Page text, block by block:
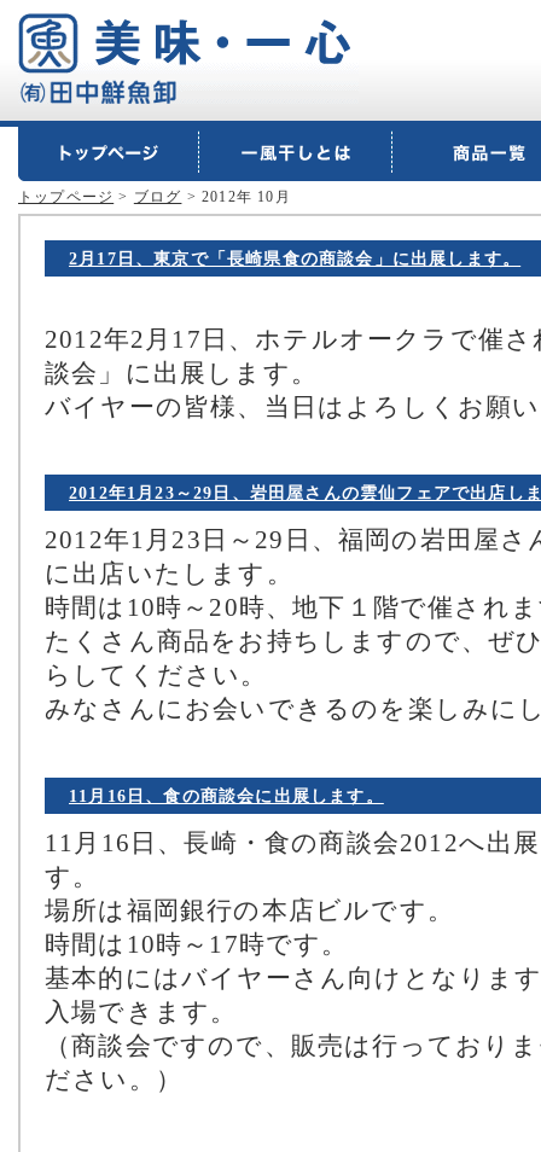
トップページ > ブログ > 2012年 10月
2月17日、東京で「長崎県食の商談会」に出展します。
2012年2月17日、ホテルオークラで催
談会」に出展します。
バイヤーの皆様、当日はよろしくお願
2012年1月23～29日、岩田屋さんの雲仙フェアで出店し
2012年1月23日～29日、福岡の岩田屋
に出店いたします。
時間は10時～20時、地下１階で催され
たくさん商品をお持ちしますので、ぜ
らしてください。
みなさんにお会いできるのを楽しみに
11月16日、食の商談会に出展します。
11月16日、長崎・食の商談会2012へ出
す。
場所は福岡銀行の本店ビルです。
時間は10時～17時です。
基本的にはバイヤーさん向けとなりま
入場できます。
（商談会ですので、販売は行っており
ださい。）